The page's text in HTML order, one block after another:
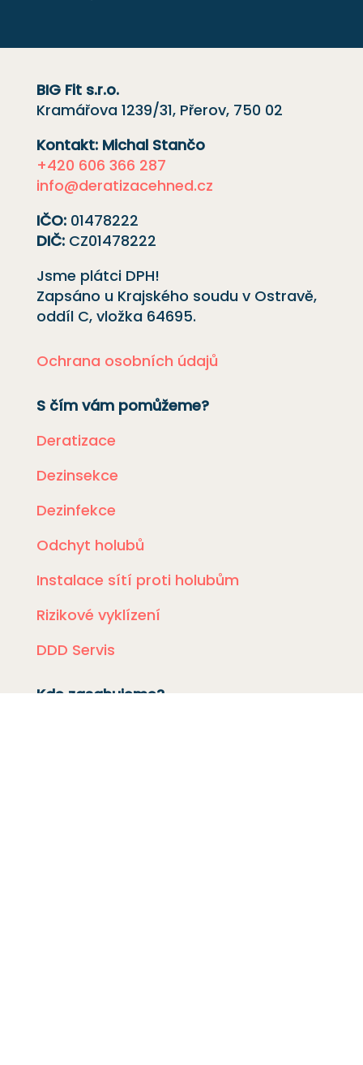
BIG Fit s.r.o.
Kramářova 1239/31, Přerov, 750 02
Kontakt: Michal Stančo
+420 606 366 287
info@deratizacehned.cz
IČO: 01478222
DIČ: CZ01478222
Jsme plátci DPH!
Zapsáno u Krajského soudu v Ostravě,
oddíl C, vložka 64695.
Ochrana osobních údajů
S čím vám pomůžeme?
Deratizace
Dezinsekce
Dezinfekce
Odchyt holubů
Instalace sítí proti holubům
Rizikové vyklízení
DDD Servis
Kde zasahujeme?